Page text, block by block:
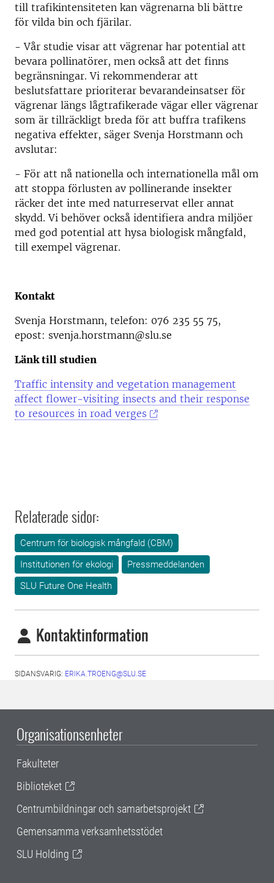
till trafikintensiteten kan vägrenarna bli bättre
för vilda bin och fjärilar.
- Vår studie visar att vägrenar har potential att
bevara pollinatörer, men också att det finns
begränsningar. Vi rekommenderar att
beslutsfattare prioriterar bevarandeinsatser för
vägrenar längs lågtrafikerade vägar eller vägrenar
som är tillräckligt breda för att buffra trafikens
negativa effekter, säger Svenja Horstmann och
avslutar:
- För att nå nationella och internationella mål om
att stoppa förlusten av pollinerande insekter
räcker det inte med naturreservat eller annat
skydd. Vi behöver också identifiera andra miljöer
med god potential att hysa biologisk mångfald,
till exempel vägrenar.
Kontakt
Svenja Horstmann, telefon: 076 235 55 75,
epost: svenja.horstmann@slu.se
Länk till studien
Traffic intensity and vegetation management
affect flower-visiting insects and their response
to resources in road verges
Relaterade sidor:
Centrum för biologisk mångfald (CBM)
Institutionen för ekologi
Pressmeddelanden
SLU Future One Health
Kontaktinformation
SIDANSVARIG: ERIKA.TROENG@SLU.SE
Organisationsenheter
Fakulteter
Biblioteket
Centrumbildningar och samarbetsprojekt
Gemensamma verksamhetsstödet
SLU Holding